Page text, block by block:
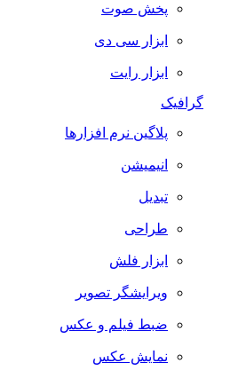
پخش صوت
ابزار سی دی
ابزار رایت
گرافیک
پلاگین نرم افزارها
انیمیشن
تبدیل
طراحی
ابزار فلش
ویرایشگر تصویر
ضبط فيلم و عكس
نمایش عکس